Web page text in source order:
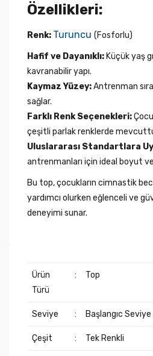
Özellikleri:
Renk: Turuncu (Fosforlu)
Hafif ve Dayanıklı: Küçük yaş
kavranabilir yapı.
Kaymaz Yüzey:Antrenman
sağlar.
Farklı Renk Seçenekleri:
çeşitli parlak renklerde
Uluslararası Standartlara
antrenmanları için ideal boyut
Bu top, çocukların cimnastik
yardımcı olurken eğlenceli ve
deneyimi sunar.
Ürün
Türü
: Top
Seviye : Başlangıc Seviye
Çeşit : Tek Renkli